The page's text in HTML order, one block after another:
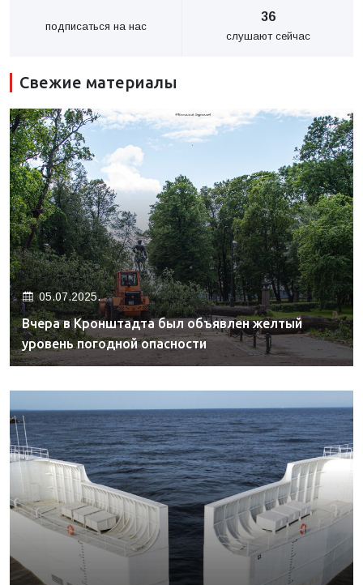
подписаться на нас
36
слушают сейчас
Свежие материалы
05.07.2025.
Вчера в Кронштадта был объявлен желтый
уровень погодной опасности